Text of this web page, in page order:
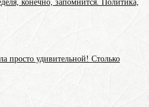
конечно, запомнится. Политика,
просто удивительной! Столько